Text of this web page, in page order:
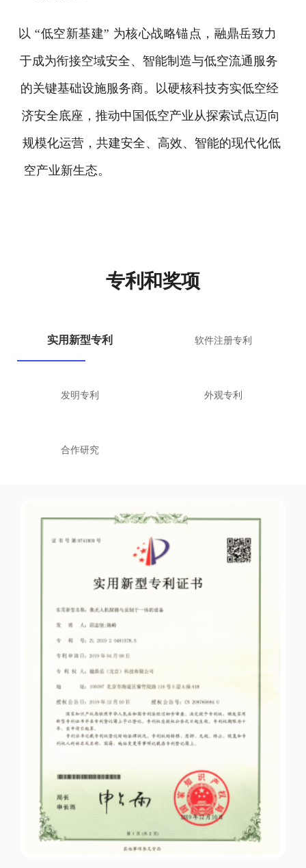
以 “低空新基建” 为核心战略锚点，融鼎岳致力
于成为衔接空域安全、智能制造与低空流通服务
的关键基础设施服务商。以硬核科技夯实低空经
济安全底座，推动中国低空产业从探索试点迈向
规模化运营，共建安全、高效、智能的现代化低
空产业新生态。
专利和奖项
实用新型专利 软件注册专利
发明专利 外观专利
合作研究